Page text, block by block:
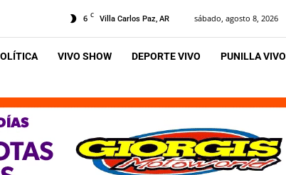
6 C Villa Carlos Paz, AR sábado, agosto 8, 2026
VIVO SHOW DEPORTE VIVO PUNILLA VIVO